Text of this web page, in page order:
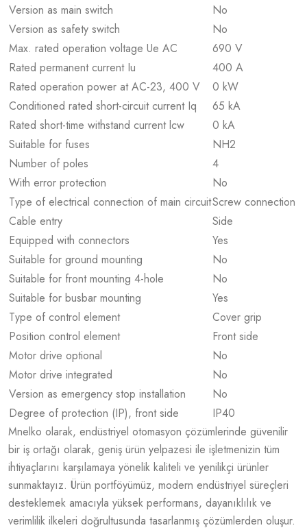
Version as main switch
No
Version as safety switch
No
Max. rated operation voltage Ue AC
690 V
Rated permanent current Iu
400 A
Rated operation power at AC-23, 400 V
0 kW
Conditioned rated short-circuit current Iq
65 kA
Rated short-time withstand current lcw
0 kA
Suitable for fuses
NH2
Number of poles
4
With error protection
No
Type of electrical connection of main circuitScrew connection
Cable entry
Side
Equipped with connectors
Yes
Suitable for ground mounting
No
Suitable for front mounting 4-hole
No
Suitable for busbar mounting
Yes
Type of control element
Cover grip
Position control element
Front side
Motor drive optional
No
Motor drive integrated
No
Version as emergency stop installation
No
Degree of protection (IP), front side
IP40
Mnelko olarak, endüstriyel otomasyon çözümlerinde güvenilir
bir iş ortağı olarak, geniş ürün yelpazesi ile işletmenizin tüm
ihtiyaçlarını karşılamaya yönelik kaliteli ve yenilikçi ürünler
sunmaktayız. Ürün portföyümüz, modern endüstriyel süreçleri
desteklemek amacıyla yüksek performans, dayanıklılık ve
verimlilik ilkeleri doğrultusunda tasarlanmış çözümlerden oluşur.